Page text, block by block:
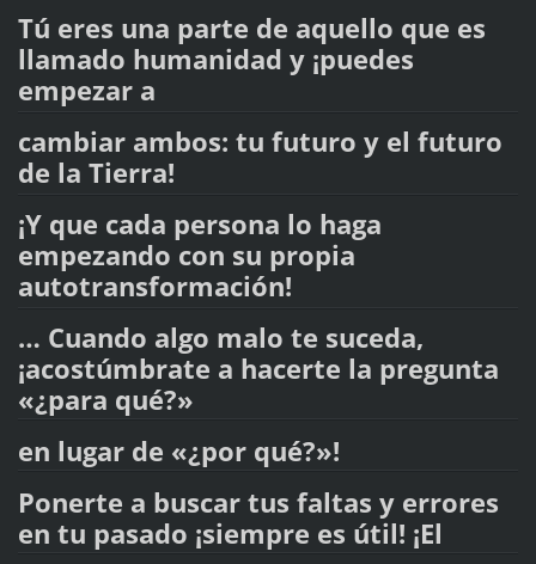
Tú eres una parte de aquello que es
llamado humanidad y ¡puedes
empezar a
cambiar ambos: tu futuro y el futuro
de la Tierra!
¡Y que cada persona lo haga
empezando con su propia
autotransformación!
… Cuando algo malo te suceda,
¡acostúmbrate a hacerte la pregunta
«¿para qué?»
en lugar de «¿por qué?»!
Ponerte a buscar tus faltas y errores
en tu pasado ¡siempre es útil! ¡El